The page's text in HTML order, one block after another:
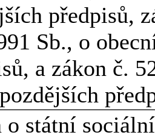
předpisů,
Sb., o
a zákon č.
o státní